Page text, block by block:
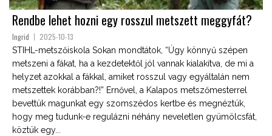
Rendbe lehet hozni egy rosszul metszett meggyfát?
Ingrid 2025-10-13
STIHL-metszőiskola Sokan mondtátok, “Úgy könnyű szépen
metszeni a fákat, ha a kezdetektől jól vannak kialakítva, de mi a
helyzet azokkal a fákkal, amiket rosszul vagy egyáltalán nem
metszettek korábban?!” Ernővel, a Kalapos metszőmesterrel
bevettük magunkat egy szomszédos kertbe és megnéztük,
hogy meg tudunk-e regulázni néhány neveletlen gyümölcsfát,
köztük egy...